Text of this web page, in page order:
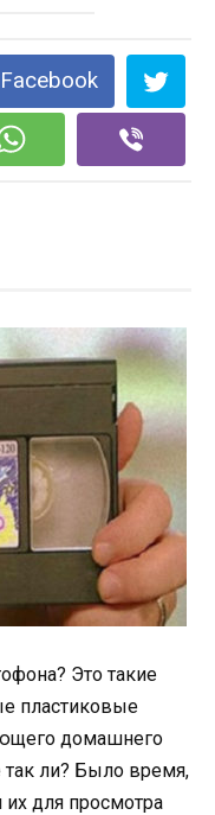
Это такие
пластиковые
домашнего
ли? Было время,
для просмотра